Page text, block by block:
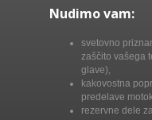
Nudimo vam:
svetovno
zaščito vašega
glave),
kakovostna
predelave
rezervne dele